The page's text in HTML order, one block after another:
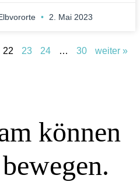
2. Mai 2023
22 23 24 … 30 weiter »
können